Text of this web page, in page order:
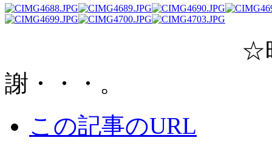
☆時間と共
謝・・・。
この記事のURL